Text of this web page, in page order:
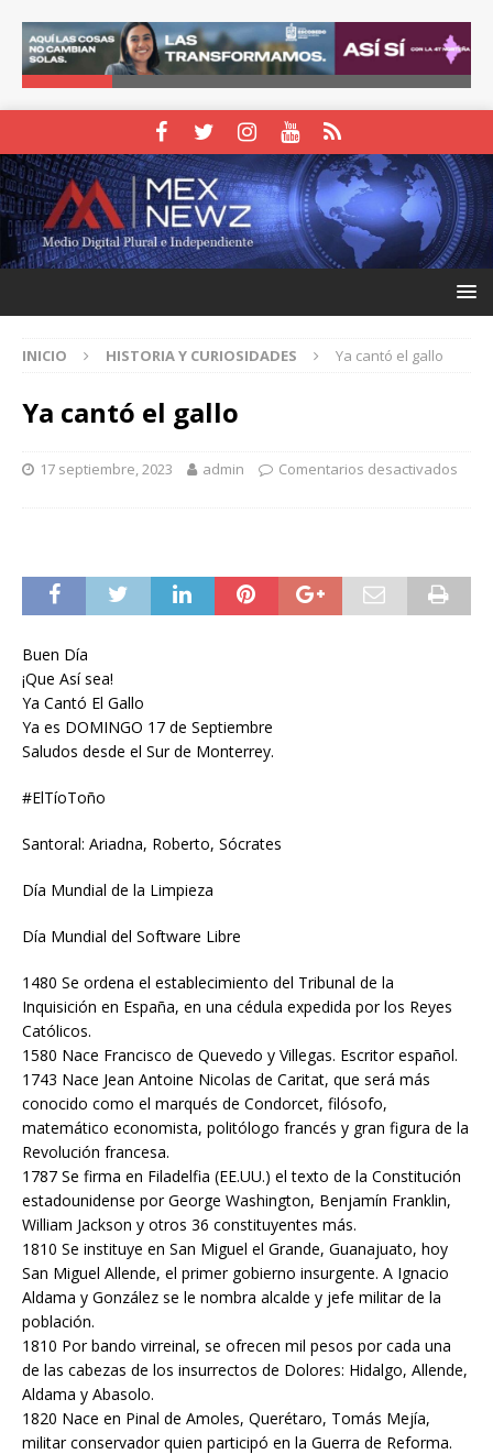
INICIO HISTORIA Y CURIOSIDADES Ya cantó el gallo
Ya cantó el gallo
17 septiembre, 2023 admin Comentarios desactivados
Buen Día
¡Que Así sea!
Ya Cantó El Gallo
Ya es DOMINGO 17 de Septiembre
Saludos desde el Sur de Monterrey.
#ElTíoToño
Santoral: Ariadna, Roberto, Sócrates
Día Mundial de la Limpieza
Día Mundial del Software Libre
1480 Se ordena el establecimiento del Tribunal de la
Inquisición en España, en una cédula expedida por los Reyes
Católicos.
1580 Nace Francisco de Quevedo y Villegas. Escritor español.
1743 Nace Jean Antoine Nicolas de Caritat, que será más
conocido como el marqués de Condorcet, filósofo,
matemático economista, politólogo francés y gran figura de la
Revolución francesa.
1787 Se firma en Filadelfia (EE.UU.) el texto de la Constitución
estadounidense por George Washington, Benjamín Franklin,
William Jackson y otros 36 constituyentes más.
1810 Se instituye en San Miguel el Grande, Guanajuato, hoy
San Miguel Allende, el primer gobierno insurgente. A Ignacio
Aldama y González se le nombra alcalde y jefe militar de la
población.
1810 Por bando virreinal, se ofrecen mil pesos por cada una
de las cabezas de los insurrectos de Dolores: Hidalgo, Allende,
Aldama y Abasolo.
1820 Nace en Pinal de Amoles, Querétaro, Tomás Mejía,
militar conservador quien participó en la Guerra de Reforma.